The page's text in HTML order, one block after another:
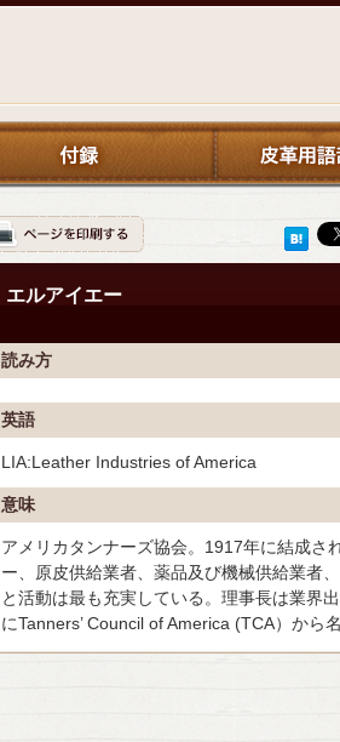
エルアイエー
読み方
英語
LIA:Leather Industries of America
意味
アメリカタンナーズ協会。1917年に結成さ
ー、原皮供給業者、薬品及び機械供給業者
と活動は最も充実している。理事長は業界
にTanners’ Council of America (TCA）から